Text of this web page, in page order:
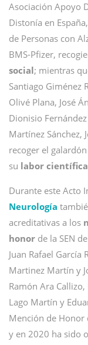
Asociación Apoyo
Distonía en
de Personas con
BMS-Pfizer,
social; mientras
Santiago Giménez
Olivé Plana, José
Dionisio
Martínez Sánchez,
recoger el
su labor científica
Durante este Acto
Neurología
acreditativas a los
honor de la SEN
Juan Rafael García
Martinez Martín y
Ramón Ara
Lago Martín y
Mención de Honor
y en 2020 ha sido